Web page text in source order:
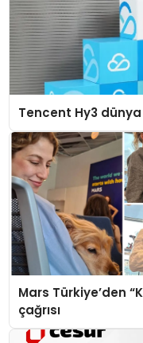
Tencent Hy3
Mars Türkiye’den
çağrısı